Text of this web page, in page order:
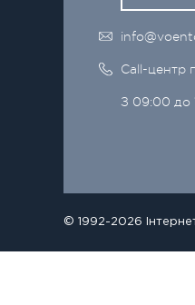
Call-центр
З 09:00
© 1992-2026